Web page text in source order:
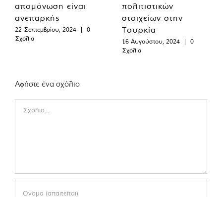
απομόνωση είναι
ανεπαρκής
22 Σεπτεμβρίου, 2024 |
0
Σχόλια
πολιτιστικών
στοιχείων στην
Τουρκία
16 Αυγούστου, 2024 |
0
Σχόλια
Αφήστε ένα σχόλιο